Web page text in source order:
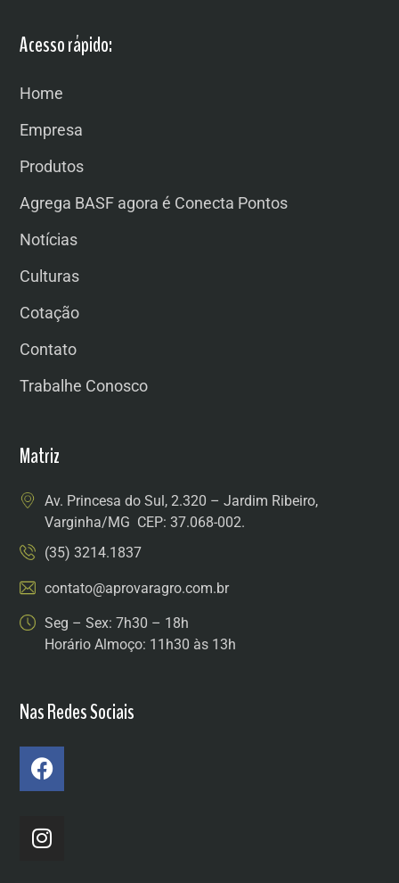
Acesso rápido:
Home
Empresa
Produtos
Agrega BASF agora é Conecta Pontos
Notícias
Culturas
Cotação
Contato
Trabalhe Conosco
Matriz
Av. Princesa do Sul, 2.320 – Jardim Ribeiro,
Varginha/MG CEP: 37.068-002.
(35) 3214.1837
contato@aprovaragro.com.br
Seg – Sex: 7h30 – 18h
Horário Almoço: 11h30 às 13h
Nas Redes Sociais